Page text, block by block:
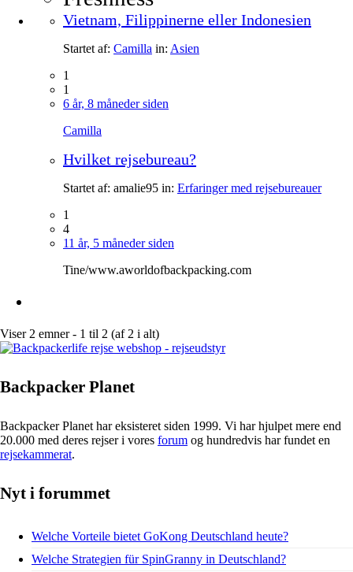
Vietnam, Filippinerne eller Indonesien
Startet af: Camilla in: Asien
1
1
6 år, 8 måneder siden
Camilla
Hvilket rejsebureau?
Startet af: amalie95 in: Erfaringer med rejsebureauer
1
4
11 år, 5 måneder siden
Tine/www.aworldofbackpacking.com
Viser 2 emner - 1 til 2 (af 2 i alt)
Backpacker Planet
Backpacker Planet har eksisteret siden 1999. Vi har hjulpet mere end
20.000 med deres rejser i vores forum og hundredvis har fundet en
rejsekammerat.
Nyt i forummet
Welche Vorteile bietet GoKong Deutschland heute?
Welche Strategien für SpinGranny in Deutschland?